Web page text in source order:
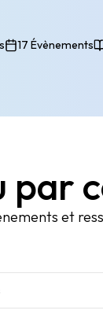
17 Évènements
par
et